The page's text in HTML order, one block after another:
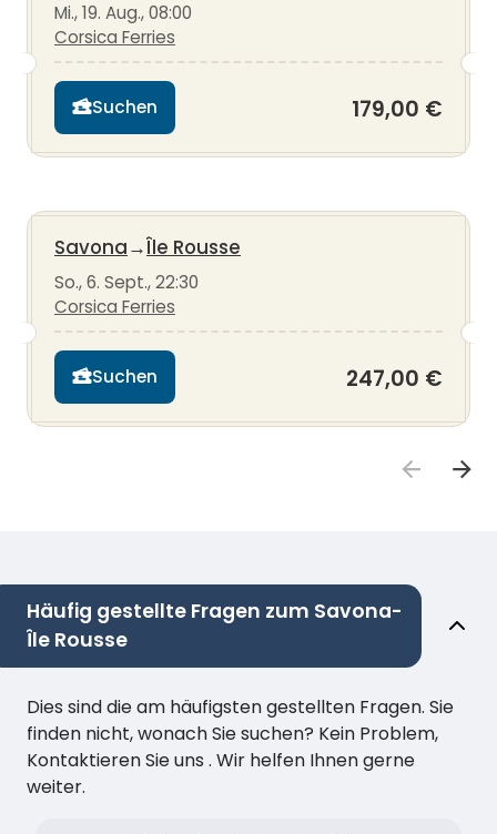
Mi., 19. Aug., 08:00
Corsica Ferries
Suchen 179,00 €
Savona→Île Rousse
So., 6. Sept., 22:30
Corsica Ferries
Suchen 247,00 €
Häufig gestellte Fragen zum Savona-
Île Rousse
Dies sind die am häufigsten gestellten Fragen. Sie
finden nicht, wonach Sie suchen? Kein Problem,
Kontaktieren Sie uns . Wir helfen Ihnen gerne
weiter.